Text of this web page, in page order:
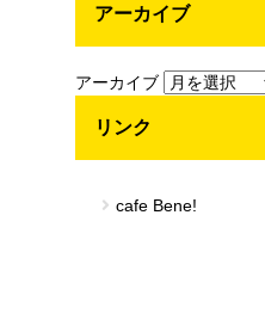
アーカイブ
アーカイブ
リンク
cafe Bene!